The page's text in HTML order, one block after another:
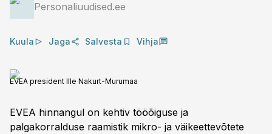
Personaliuudised.ee
Kuula Jaga Salvesta Vihja
EVEA president Ille Nakurt-Murumaa
EVEA hinnangul on kehtiv tööõiguse ja
palgakorralduse raamistik mikro- ja väikeettevõtete